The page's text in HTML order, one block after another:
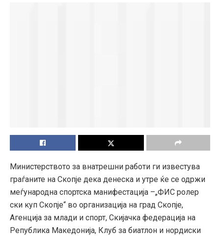
Министерството за внатрешни работи ги известува
граѓаните на Скопје дека денеска и утре ќе се одржи
меѓународна спортска манифестација –„ФИС ролер
ски куп Скопје“ во организација на град Скопје,
Агенција за млади и спорт, Скијачка федерација на
Република Македонија, Клуб за биатлон и нордиски